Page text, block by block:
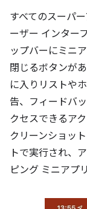
すべてのスーパ
ーザー インター
ップバーにミニ
閉じるボタンが
に入りリストや
告、フィードバ
クセスできるア
クリーンショッ
トで実行され、
ピング ミニアプ